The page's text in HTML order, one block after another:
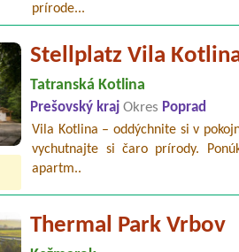
prírode...
Stellplatz Vila
Tatranská Kotlina
Prešovský krajOkres Poprad
Vila Kotlina – oddýchnite si v
vychutnajte si čaro prírody.
apartm..
Thermal Park Vrbov